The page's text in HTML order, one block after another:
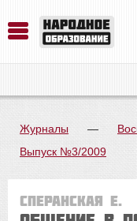
Журналы —
Выпуск №3/2009
Сперанская Е.